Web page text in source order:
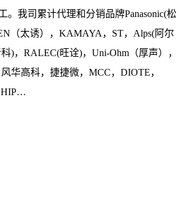
。我司累计代理和分销品牌Panasonic(松
（太诱），KAMAYA，ST，Alps(阿尔
)，RALEC(旺诠)，Uni-Ohm（厚声），
华高科，捷捷微，MCC，DIOTE，